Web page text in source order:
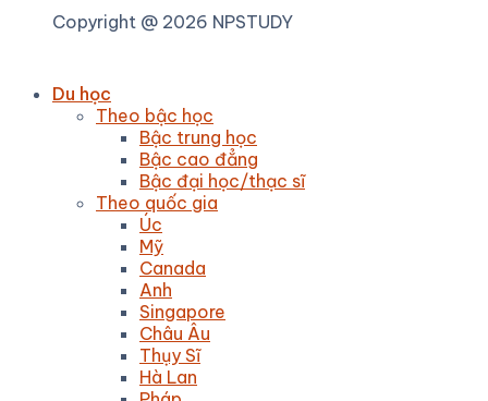
Copyright @ 2026 NPSTUDY
Du học
Theo bậc học
Bậc trung học
Bậc cao đẳng
Bậc đại học/thạc sĩ
Theo quốc gia
Úc
Mỹ
Canada
Anh
Singapore
Châu Âu
Thụy Sĩ
Hà Lan